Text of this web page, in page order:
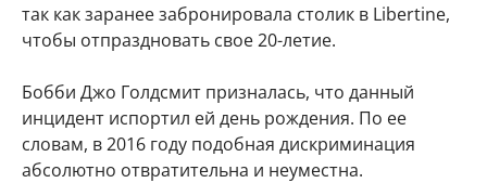
так как заранее забронировала столик в Libertine,
чтобы отпраздновать свое 20-летие.
Бобби Джо Голдсмит призналась, что данный
инцидент испортил ей день рождения. По ее
словам, в 2016 году подобная дискриминация
абсолютно отвратительна и неуместна.